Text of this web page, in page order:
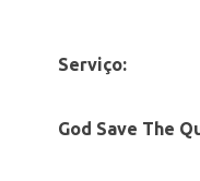
Serviço:
God Save The